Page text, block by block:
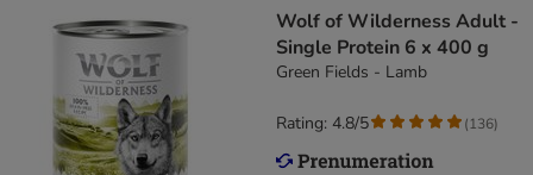
Wolf of Wilderness Adult -
Single Protein 6 x 400 g
Green Fields - Lamb
Rating: 4.8/5 (136)